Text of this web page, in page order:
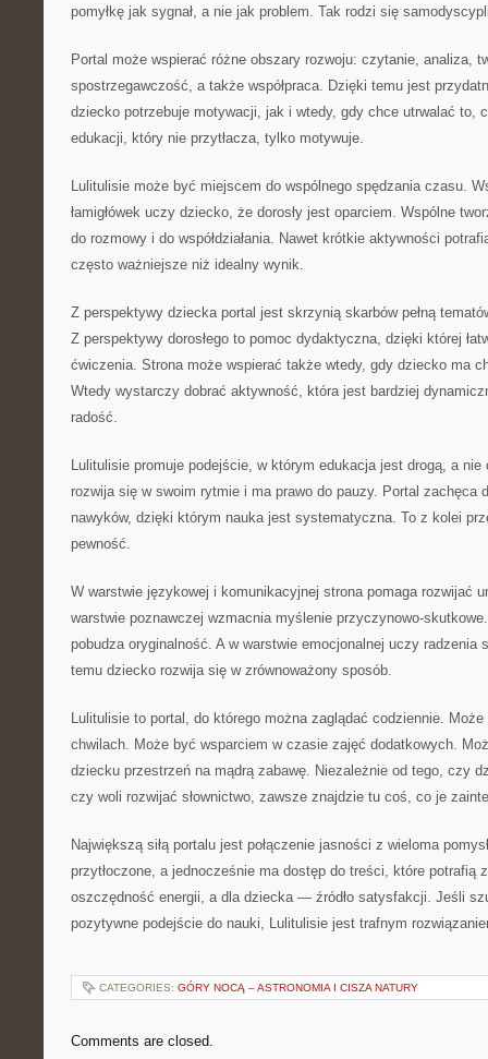
pomyłkę jak sygnał, a nie jak problem. Tak rodzi się
Portal może wspierać różne obszary rozwoju: czytanie, analiza,
spostrzegawczość, a także współpraca. Dzięki temu jest
dziecko potrzebuje motywacji, jak i wtedy, gdy chce utrwalać to,
edukacji, który nie przytłacza, tylko motywuje.
Lulitulisie może być miejscem do wspólnego spędzania czasu.
łamigłówek uczy dziecko, że dorosły jest oparciem. Wspólne
do rozmowy i do współdziałania. Nawet krótkie aktywności
często ważniejsze niż idealny wynik.
Z perspektywy dziecka portal jest skrzynią skarbów pełną
Z perspektywy dorosłego to pomoc dydaktyczna, dzięki której
ćwiczenia. Strona może wspierać także wtedy, gdy dziecko ma
Wtedy wystarczy dobrać aktywność, która jest bardziej
radość.
Lulitulisie promuje podejście, w którym edukacja jest drogą, a nie
rozwija się w swoim rytmie i ma prawo do pauzy. Portal zachęca
nawyków, dzięki którym nauka jest systematyczna. To z kolei
pewność.
W warstwie językowej i komunikacyjnej strona pomaga rozwijać
warstwie poznawczej wzmacnia myślenie przyczynowo-
pobudza oryginalność. A w warstwie emocjonalnej uczy radzenia
temu dziecko rozwija się w zrównoważony sposób.
Lulitulisie to portal, do którego można zaglądać codziennie.
chwilach. Może być wsparciem w czasie zajęć dodatkowych.
dziecku przestrzeń na mądrą zabawę. Niezależnie od tego, czy
czy woli rozwijać słownictwo, zawsze znajdzie tu coś, co je
Największą siłą portalu jest połączenie jasności z wieloma
przytłoczone, a jednocześnie ma dostęp do treści, które potrafią
oszczędność energii, a dla dziecka — źródło satysfakcji. Jeśli
pozytywne podejście do nauki, Lulitulisie jest trafnym
CATEGORIES: GÓRY NOCĄ – ASTRONOMIA I CISZA NATURY
Comments are closed.